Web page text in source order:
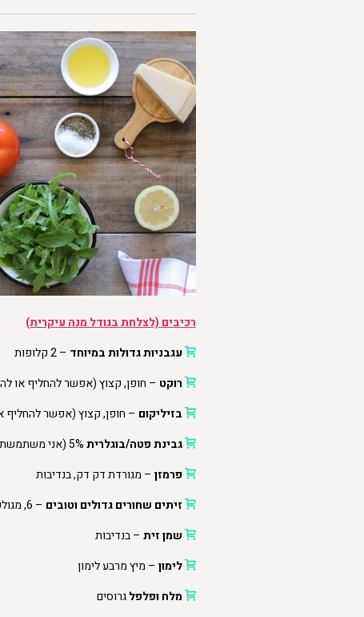
רכיבים (לצלחת בגודל מנה עיקרית)
עגבניות גדולות במיוחד – 2 קלופות
רוקט – חופן, קצוץ (אפשר להחליף או
בזיליקום – חופן, קצוץ (אפשר להחליף
גבינת פטה/בוגלרית
פרמזן – מגורדת דק דק, בנדיבות
זיתים שחורים גדולים וטובים – 6, מגולענים וקצוצים גס
שמן זית – בנדיבות
לימון – מיץ מרבע לימון
מלח ופלפלגרוסים